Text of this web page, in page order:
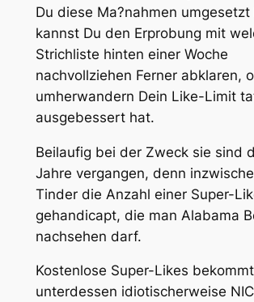
Du diese Ma?nahmen
kannst Du den Erprobung mit
Strichliste hinten einer Woche
nachvollziehen Ferner abklaren,
umherwandern Dein Like-Limit
ausgebessert hat.
Beilaufig bei der Zweck sie sind
Jahre vergangen, denn
Tinder die Anzahl einer Super-
gehandicapt, die man Alabama
nachsehen darf.
Kostenlose Super-Likes
unterdessen idiotischerweise